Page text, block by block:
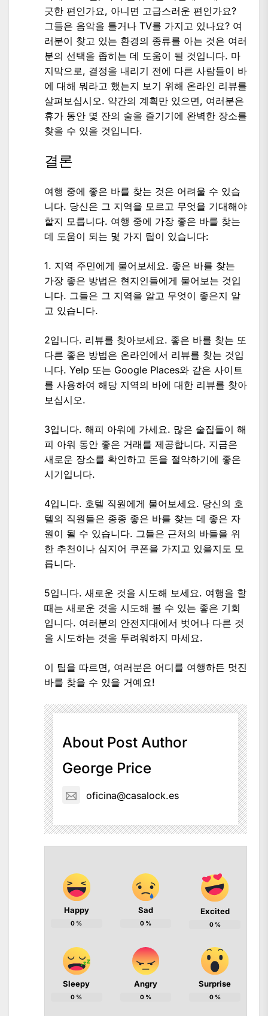
긋한 편인가요, 아니면 고급스러운 편인가요?
그들은 음악을 틀거나 TV를 가지고 있나요? 여
러분이 찾고 있는 환경의 종류를 아는 것은 여러
분의 선택을 좁히는 데 도움이 될 것입니다. 마
지막으로, 결정을 내리기 전에 다른 사람들이 바
에 대해 뭐라고 했는지 보기 위해 온라인 리뷰를
살펴보십시오. 약간의 계획만 있으면, 여러분은
휴가 동안 몇 잔의 술을 즐기기에 완벽한 장소를
찾을 수 있을 것입니다.
결론
여행 중에 좋은 바를 찾는 것은 어려울 수 있습
니다. 당신은 그 지역을 모르고 무엇을 기대해야
할지 모릅니다. 여행 중에 가장 좋은 바를 찾는
데 도움이 되는 몇 가지 팁이 있습니다:
1. 지역 주민에게 물어보세요. 좋은 바를 찾는
가장 좋은 방법은 현지인들에게 물어보는 것입
니다. 그들은 그 지역을 알고 무엇이 좋은지 알
고 있습니다.
2입니다. 리뷰를 찾아보세요. 좋은 바를 찾는 또
다른 좋은 방법은 온라인에서 리뷰를 찾는 것입
니다. Yelp 또는 Google Places와 같은 사이트
를 사용하여 해당 지역의 바에 대한 리뷰를 찾아
보십시오.
3입니다. 해피 아워에 가세요. 많은 술집들이 해
피 아워 동안 좋은 거래를 제공합니다. 지금은
새로운 장소를 확인하고 돈을 절약하기에 좋은
시기입니다.
4입니다. 호텔 직원에게 물어보세요. 당신의 호
텔의 직원들은 종종 좋은 바를 찾는 데 좋은 자
원이 될 수 있습니다. 그들은 근처의 바들을 위
한 추천이나 심지어 쿠폰을 가지고 있을지도 모
릅니다.
5입니다. 새로운 것을 시도해 보세요. 여행을 할
때는 새로운 것을 시도해 볼 수 있는 좋은 기회
입니다. 여러분의 안전지대에서 벗어나 다른 것
을 시도하는 것을 두려워하지 마세요.
이 팁을 따르면, 여러분은 어디를 여행하든 멋진
바를 찾을 수 있을 거예요!
About Post Author
George Price
oficina@casalock.es
Happy
0 %
Sad
0%
Excited
0%
Sleepy
0 %
Angry
0%
Surprise
0%